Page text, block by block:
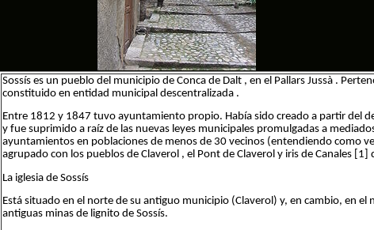
Sossís es un pueblo del municipio de Conca de Dalt , en el Pallars Jussà .
constituido en entidad municipal descentralizada .
Entre 1812 y 1847 tuvo ayuntamiento propio. Había sido creado a partir del
y fue suprimido a raíz de las nuevas leyes municipales promulgadas a
ayuntamientos en poblaciones de menos de 30 vecinos (entendiendo como
agrupado con los pueblos de Claverol , el Pont de Claverol y iris de Canales
La iglesia de Sossís
Está situado en el norte de su antiguo municipio (Claverol) y, en cambio, en el
antiguas minas de lignito de Sossís.